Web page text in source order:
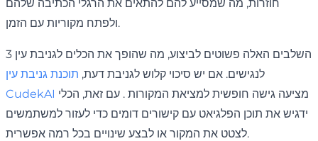
חוזרות, מה שמסייע להם להתאים את הרגלי הכתיבה שלהם
ולפתח מקוריות עם הזמן.
3 השלבים האלה פשוטים לביצוע, מה שהופך את הכלים לגניבת עין
לנגישים. אם יש סיכוי קלוש לגניבת דעת, תוכנת גניבת עין
CudekAI
ידגיש את תוכן הפלגיאט עם קישורים דומים כדי לעזור למשתמשים
לצטט את המקור או לבצע שינויים בכל רמה אפשרית.